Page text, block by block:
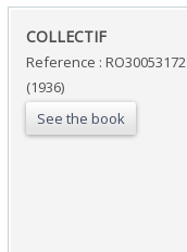
‎COLLECTIF‎
Reference : RO30053172
(1936)
See the book